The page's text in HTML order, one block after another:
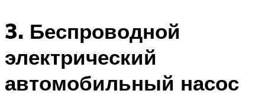
3. Беспроводной
электрический
автомобильный насос